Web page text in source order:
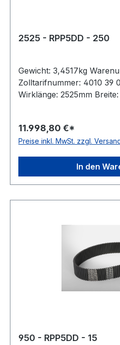
2525 - RPP5DD - 250
Gewicht: 3,4517kg
Zolltarifnummer: 4010 39
Wirklänge: 2525mm
11.998,80 €*
Preise inkl. MwSt. zzgl.
In den
950 - RPP5DD - 15